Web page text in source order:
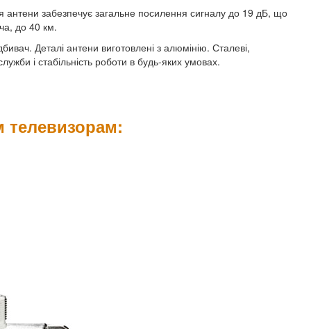
антени забезпечує загальне посилення сигналу до 19 дБ, що
до 40 км.
Деталі антени виготовлені з алюмінію. Сталеві,
і стабільність роботи в будь-яких умовах.